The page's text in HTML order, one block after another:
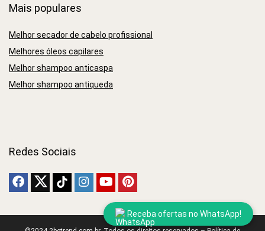
Receba ofertas no WhatsApp!
Mais populares
Melhor secador de cabelo profissional
Melhores óleos capilares
Melhor shampoo anticaspa
Melhor shampoo antiqueda
Redes Sociais